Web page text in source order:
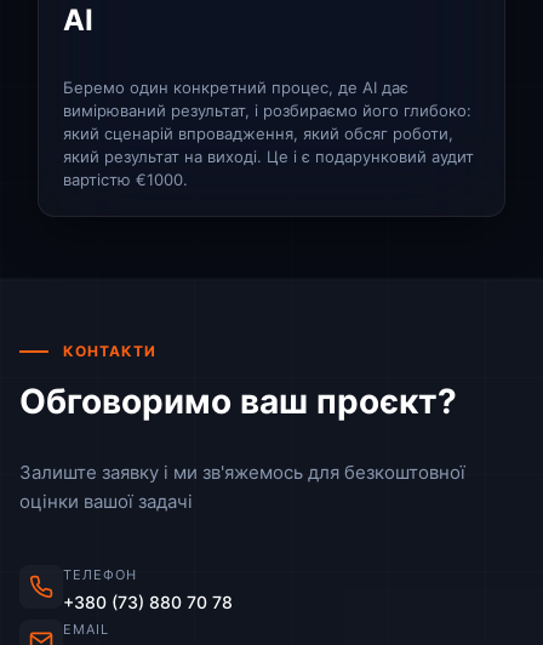
AI
Беремо один конкретний процес, де AI дає
вимірюваний результат, і розбираємо його глибоко:
який сценарій впровадження, який обсяг роботи,
який результат на виході. Це і є подарунковий аудит
вартістю €1000.
КОНТАКТИ
Обговоримо ваш проєкт?
Залиште заявку і ми зв'яжемось для безкоштовної
оцінки вашої задачі
ТЕЛЕФОН
+380 (73) 880 70 78
EMAIL